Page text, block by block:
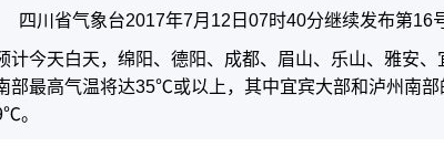
四川省气象台2017年7月12日07时40分继续发布第16
计今天白天，绵阳、德阳、成都、眉山、乐山、雅安、
部最高气温将达35℃或以上，其中宜宾大部和泸州南
。